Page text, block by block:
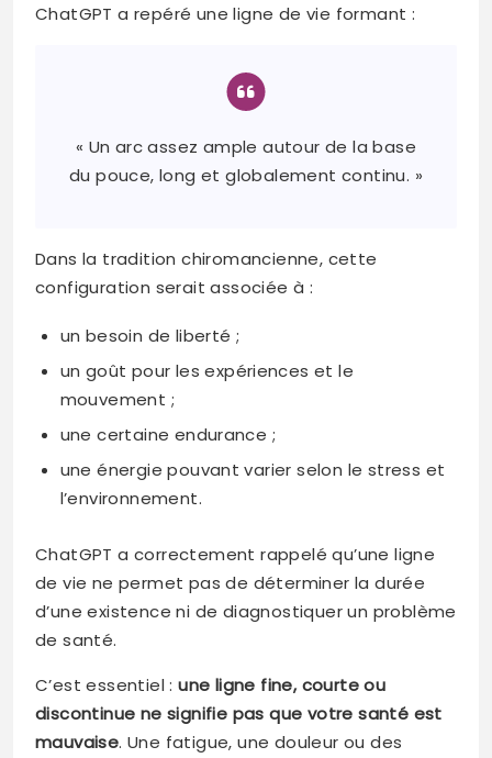
ChatGPT a repéré une ligne de vie formant :
« Un arc assez ample autour de la base
du pouce, long et globalement continu. »
Dans la tradition chiromancienne, cette
configuration serait associée à :
un besoin de liberté ;
un goût pour les expériences et le
mouvement ;
une certaine endurance ;
une énergie pouvant varier selon le stress et
l’environnement.
ChatGPT a correctement rappelé qu’une ligne
de vie ne permet pas de déterminer la durée
d’une existence ni de diagnostiquer un problème
de santé.
C’est essentiel :une ligne fine, courte ou
discontinue ne signifie pas que votre santé est
mauvaise. Une fatigue, une douleur ou des